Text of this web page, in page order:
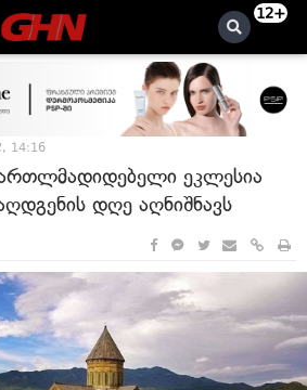
12+
14:16
ეკლესია
დღე აღნიშნავს